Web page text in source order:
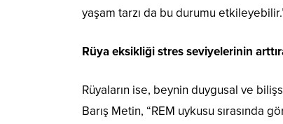
yaşam tarzı da bu durumu etkileyebilir.”
Rüya eksikliği stres seviyelerinin
Rüyaların ise, beynin duygusal ve
Barış Metin, “REM uykusu sırasında